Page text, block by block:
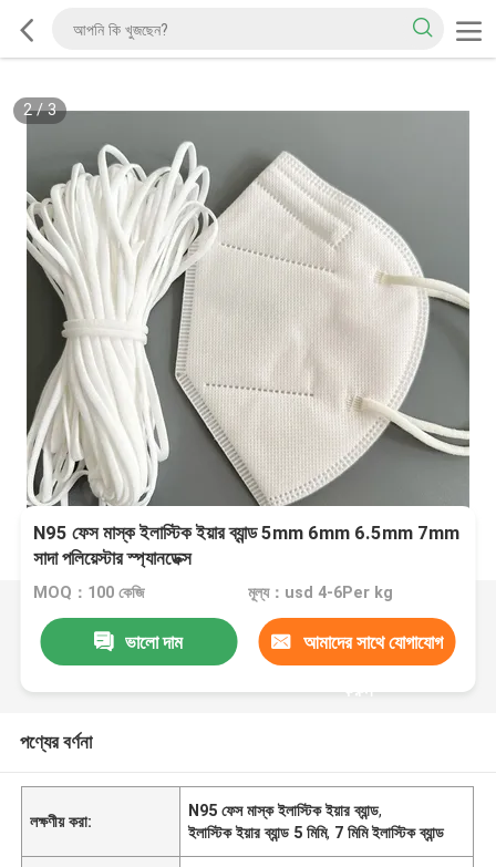
2/3
N95 ফেস মাস্ক ইলাস্টিক ইয়ার ব্যান্ড 5mm 6mm 6.5mm 7mm
সাদা পলিয়েস্টার স্প্যানডেক্স
MOQ：100 কেজি মূল্য：usd 4-6Per kg
ভালো দাম আমাদের সাথে যোগাযোগ
করুন
পণ্যের বর্ণনা
লক্ষণীয় করা:
N95 ফেস মাস্ক ইলাস্টিক ইয়ার ব্যান্ড,
ইলাস্টিক ইয়ার ব্যান্ড 5 মিমি, 7 মিমি ইলাস্টিক ব্যান্ড